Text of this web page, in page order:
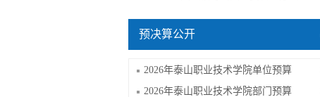
预决算公开
2026年泰山职业技术学院单位预算
2026年泰山职业技术学院部门预算